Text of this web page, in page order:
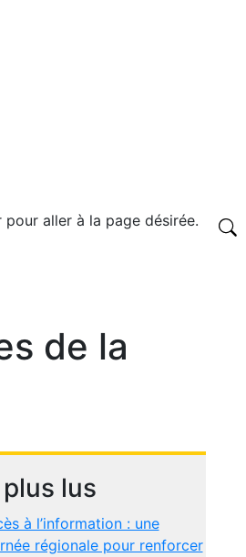
aller à la page désirée.
de la
lus
à l’information : une
régionale pour renforcer